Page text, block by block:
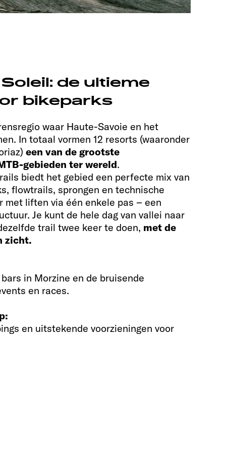
de ultieme
bikeparks
waar Haute-Savoie en het
In totaal vormen 12 resorts (waaronder
een van de grootste
gebieden ter wereld.
biedt het gebied een perfecte mix van
flowtrails, sprongen en technische
met liften via één enkele pas – een
Je kunt de hele dag van vallei naar
trail twee keer te doen, met de
zicht.
in Morzine en de bruisende
en races.
en uitstekende voorzieningen voor